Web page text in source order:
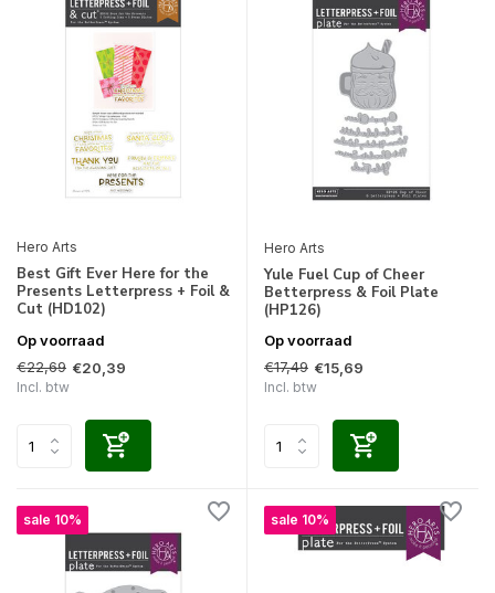
Hero Arts
Best Gift Ever Here for the
Presents Letterpress + Foil &
Cut (HD102)
Op voorraad
€22,69 €20,39
Incl. btw
Hero Arts
Yule Fuel Cup of Cheer
Betterpress & Foil Plate
(HP126)
Op voorraad
€17,49 €15,69
Incl. btw
sale 10% sale 10%